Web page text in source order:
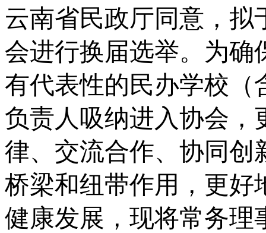
云南省民政厅同意，拟
会进行换届选举。为确
有代表性的民办学校（
负责人吸纳进入协会，
律、交流合作、协同创
桥梁和纽带作用，更好
健康发展，现将常务理